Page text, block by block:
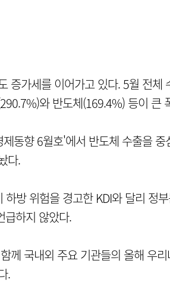
증가세를 이어가고 있다. 5월 전
와 반도체(169.4%) 등이 큰
동향 6월호'에서 반도체 수출을
다.
하방 위험을 경고한 KDI와 달리 정
급하지 않았다.
께 국내외 주요 기관들의 올해 우
.